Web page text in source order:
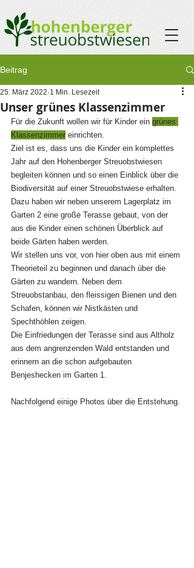
Beitrag
Unser grünes Klassenzimmer
25. März 2022 1 Min. Lesezeit
Für die Zukunft wollen wir für Kinder ein grünes
Klassenzimmer einrichten.
Ziel ist es, dass uns die Kinder ein komplettes
Jahr auf den Hohenberger Streuobstwiesen
begleiten können und so einen Einblick über die
Biodiversität auf einer Streuobstwiese erhalten.
Dazu haben wir neben unserem Lagerplatz im
Garten 2 eine große Terasse gebaut, von der
aus die Kinder einen schönen Überblick auf
beide Gärten haben werden.
Wir stellen uns vor, von hier oben aus mit einem
Theorieteil zu beginnen und danach über die
Gärten zu wandern. Neben dem
Streuobstanbau, den fleissigen Bienen und den
Schafen, können wir Nistkästen und
Spechthöhlen zeigen.
Die Einfriedungen der Terasse sind aus Altholz
aus dem angrenzenden Wald entstanden und
erinnern an die schon aufgebauten
Benjeshecken im Garten 1.
Nachfolgend einige Photos über die Entstehung.